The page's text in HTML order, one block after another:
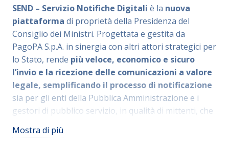
SEND – Servizio Notifiche Digitali è la nuova
piattaforma di proprietà della Presidenza del
Consiglio dei Ministri. Progettata e gestita da
PagoPA S.p.A. in sinergia con altri attori strategici per
lo Stato, rende più veloce, economico e sicuro
l’invio e la ricezione delle comunicazioni a valore
legale, semplificando il processo di notificazione
sia per gli enti della Pubblica Amministrazione e i
gestori di pubblico servizio, in qualità di mittenti, che
delle comunicazioni.
Mostra di più